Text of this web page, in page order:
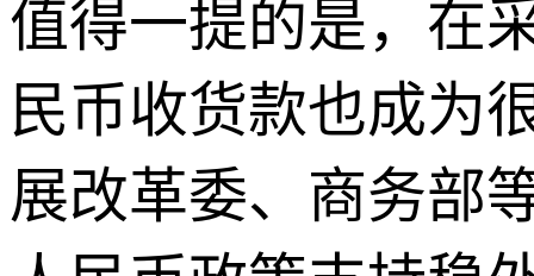
值得一提的是，在
民币收货款也成为
展改革委、商务部